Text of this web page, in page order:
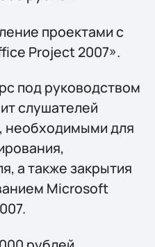
проектами с
Project 2007».
под руководством
слушателей
необходимыми для
а также закрытия
Microsoft